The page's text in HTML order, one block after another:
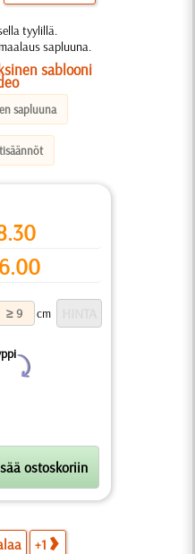
tyylillä.
sapluuna.
sablooni
sapluuna
cm
Y
+1